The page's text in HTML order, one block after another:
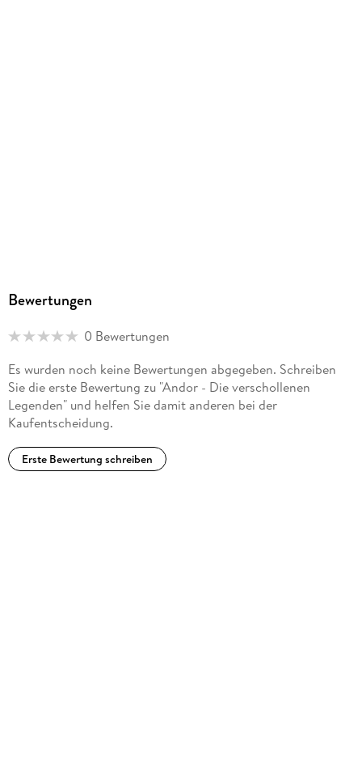
Bewertungen
0 Bewertungen
Es wurden noch keine Bewertungen abgegeben. Schreiben
Sie die erste Bewertung zu "Andor - Die verschollenen
Legenden" und helfen Sie damit anderen bei der
Kaufentscheidung.
Erste Bewertung schreiben